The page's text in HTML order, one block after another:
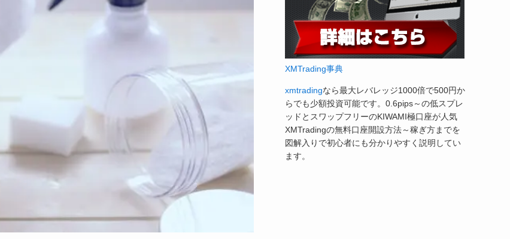
XMTrading事典
xmtradingなら最大レバレッジ1000倍で500円か
らでも少額投資可能です。0.6pips～の低スプレ
ッドとスワップフリーのKIWAMI極口座が人気
XMTradingの無料口座開設方法～稼ぎ方までを
図解入りで初心者にも分かりやすく説明してい
ます。